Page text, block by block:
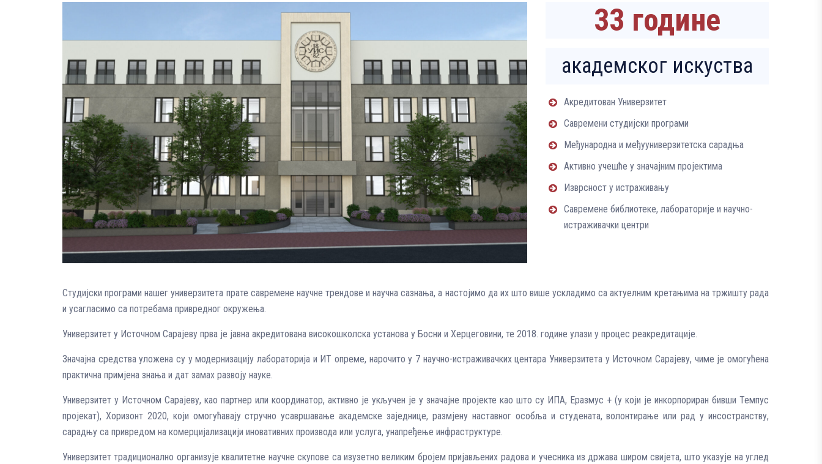
33 године
академског искуства
Акредитован Универзитет
Савремени студијски програми
Међународна и међууниверзитетска сарадња
Активно учешће у значајним пројектима
Изврсност у истраживању
Савремене библиотеке, лабораторије и научно-
истраживачки центри
Студијски програми нашег универзитета прате савремене научне трендове и научна сазнања, а настојимо да их што више ускладимо са актуелним кретањима на тржишту рада
и усагласимо са потребама привредног окружења.
Универзитет у Источном Сарајеву прва је јавна акредитована високошколска установа у Босни и Херцеговини, те 2018. године улази у процес реакредитације.
Значајна средства уложена су у модернизацију лабораторија и ИТ опреме, нарочито у 7 научно-истраживачких центара Универзитета у Источном Сарајеву, чиме је омогућена
практична примјена знања и дат замах развоју науке.
Универзитет у Источном Сарајеву, као партнер или координатор, активно је укључен је у значајне пројекте као што су ИПА, Еразмус + (у који је инкорпориран бивши Темпус
пројекат), Хоризонт 2020, који омогућавају стручно усавршавање академске заједнице, размјену наставног особља и студената, волонтирање или рад у инсостранству,
сарадњу са привредом на комерцијализацији иновативних производа или услуга, унапређење инфраструктуре.
Универзитет традиционално организује квалитетне научне скупове са изузетно великим бројем пријављених радова и учесника из држава широм свијета, што указује на углед